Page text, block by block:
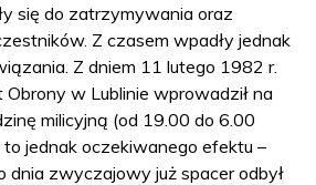
się do zatrzymywania oraz
Z czasem wpadły jednak
Z dniem 11 lutego 1982 r.
w Lublinie wprowadził na
milicyjną (od 19.00 do 6.00
to jednak oczekiwanego efektu –
dnia zwyczajowy już spacer odbył